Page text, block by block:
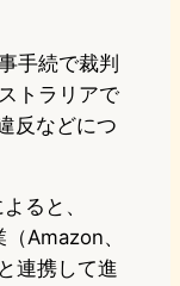
手続で裁判
トラリアで
反などにつ
ると、
Amazon、
連携して進